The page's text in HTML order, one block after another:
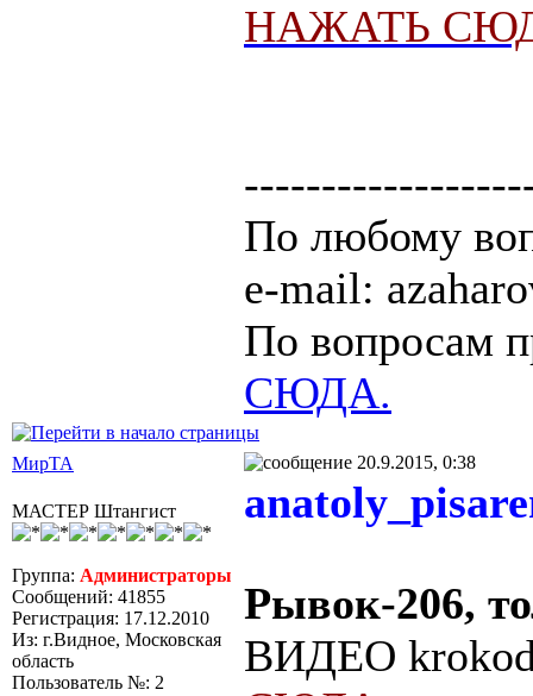
НАЖАТЬ
По любому
e-mail:
По вопросам
СЮДА.
МирТА 20.9.2015, 0:38
МАСТЕР Штангист
Группа: Администраторы
Сообщений: 41855
Регистрация: 17.12.2010
Из: г.Видное, Московская
область
Пользователь №: 2
Рывок-206,
ВИДЕО